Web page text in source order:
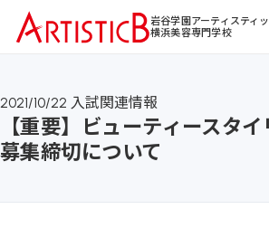
岩谷学園アーティスティ
横浜美容専門学校
2021/10/22 入試関連情報
【重要】ビューティースタ
募集締切について